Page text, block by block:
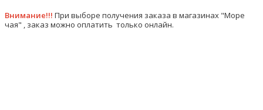
Внимание!!! При выборе получения заказа в магазинах "Море
чая" , заказ можно оплатить только онлайн.